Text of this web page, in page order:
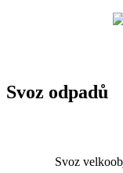
Svoz odpadů
Svoz